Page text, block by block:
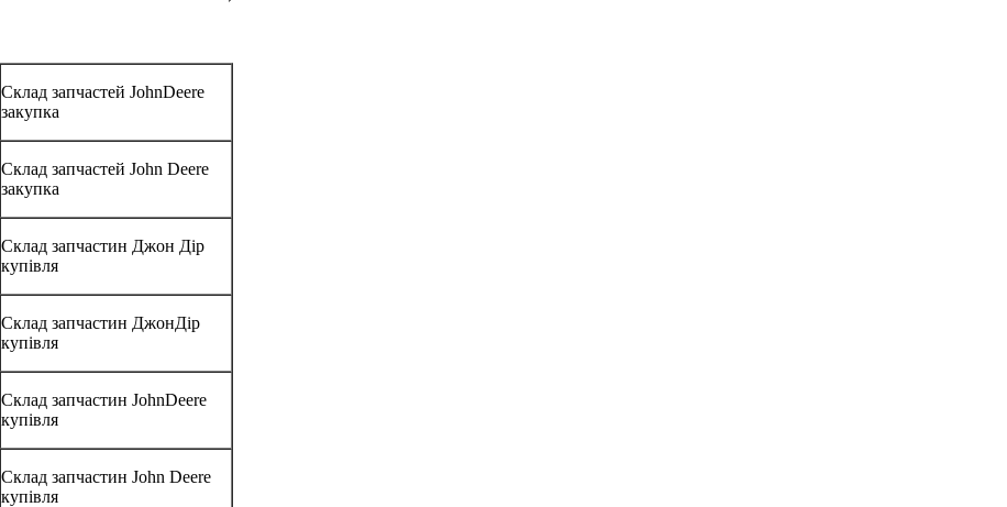
Склад запчастей JohnDeere
закупка
Склад запчастей John Deere
закупка
Склад запчастин Джон Дір
купівля
Склад запчастин ДжонДір
купівля
Склад запчастин JohnDeere
купівля
Склад запчастин John Deere
купівля